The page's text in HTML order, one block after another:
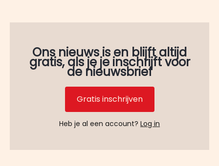
Ons nieuws is en blijft altijd
gratis, als je je inschrijft voor
de nieuwsbrief
Gratis inschrijven
Heb je al een account? Log in